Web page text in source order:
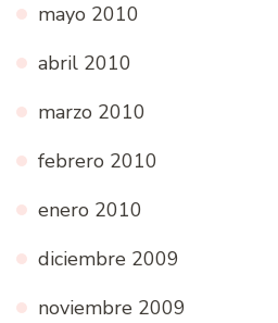
mayo 2010
abril 2010
marzo 2010
febrero 2010
enero 2010
diciembre 2009
noviembre 2009